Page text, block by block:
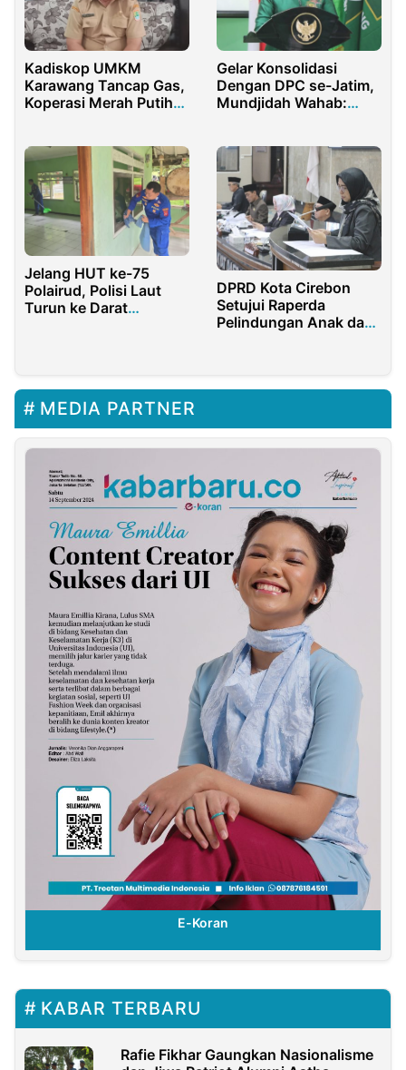
Kadiskop UMKM
Karawang Tancap Gas,
Koperasi Merah Putih
Gelar Konsolidasi
Dengan DPC se-Jatim,
Mundjidah Wahab:
Jelang HUT ke-75
Polairud, Polisi Laut
Turun ke Darat
DPRD Kota Cirebon
Setujui Raperda
Pelindungan Anak dan
MEDIA PARTNER
E-Koran
KABAR TERBARU
Rafie Fikhar Gaungkan Nasionalisme